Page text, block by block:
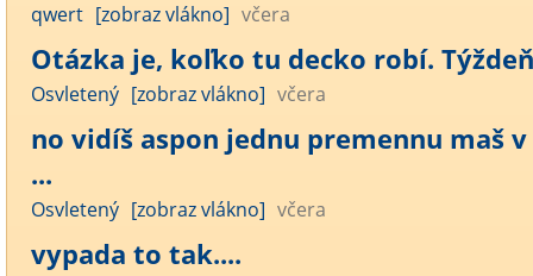
qwert [zobraz vlákno] včera
Otázka je, koľko tu decko robí.
Osvletený [zobraz vlákno] včera
no vidíš aspon jednu premennu maš
...
Osvletený [zobraz vlákno] včera
vypada to tak....